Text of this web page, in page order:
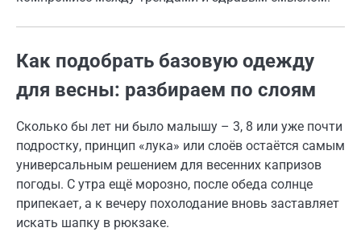
Как подобрать базовую одежду
для весны: разбираем по слоям
Сколько бы лет ни было малышу – 3, 8 или уже почти
подростку, принцип «лука» или слоёв остаётся самым
универсальным решением для весенних капризов
погоды. С утра ещё морозно, после обеда солнце
припекает, а к вечеру похолодание вновь заставляет
искать шапку в рюкзаке.